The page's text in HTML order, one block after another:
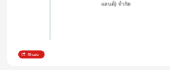
แลนด์) จำกัด
Share